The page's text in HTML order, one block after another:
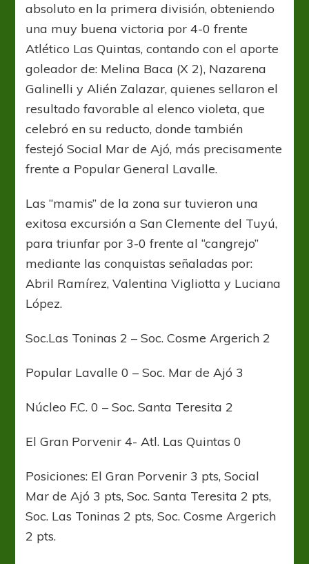
absoluto en la primera división, obteniendo
una muy buena victoria por 4-0 frente
Atlético Las Quintas, contando con el aporte
goleador de: Melina Baca (X 2), Nazarena
Galinelli y Alién Zalazar, quienes sellaron el
resultado favorable al elenco violeta, que
celebró en su reducto, donde también
festejó Social Mar de Ajó, más precisamente
frente a Popular General Lavalle.
Las “mamis” de la zona sur tuvieron una
exitosa excursión a San Clemente del Tuyú,
para triunfar por 3-0 frente al “cangrejo”
mediante las conquistas señaladas por:
Abril Ramírez, Valentina Vigliotta y Luciana
López.
Soc.Las Toninas 2 – Soc. Cosme Argerich 2
Popular Lavalle 0 – Soc. Mar de Ajó 3
Núcleo F.C. 0 – Soc. Santa Teresita 2
El Gran Porvenir 4- Atl. Las Quintas 0
Posiciones: El Gran Porvenir 3 pts, Social
Mar de Ajó 3 pts, Soc. Santa Teresita 2 pts,
Soc. Las Toninas 2 pts, Soc. Cosme Argerich
2 pts.